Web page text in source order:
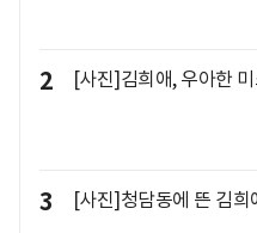
2 [사진]김희애, 우아한
3 [사진]청담동에 뜬 김희